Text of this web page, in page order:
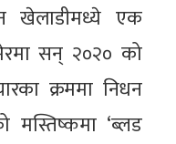
खेलाडीमध्ये एक
सन् २०२० को
क्रममा निधन
मस्तिष्कमा ‘ब्लड